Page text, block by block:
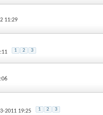
11:29
1 2 3
2011 19:25 1 2 3